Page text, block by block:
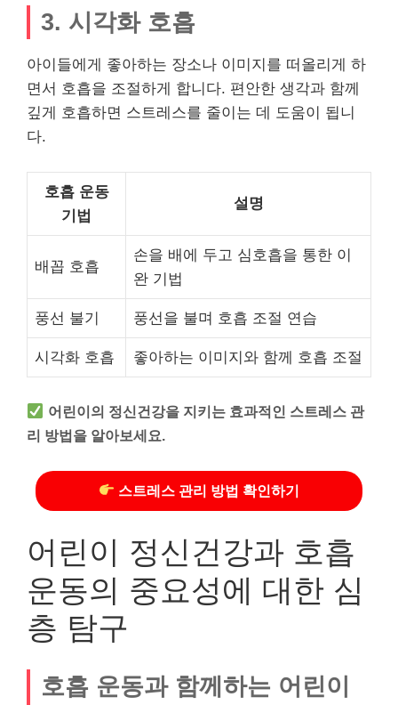
3. 시각화 호흡
아이들에게 좋아하는 장소나 이미지를 떠올리게 하
면서 호흡을 조절하게 합니다. 편안한 생각과 함께
깊게 호흡하면 스트레스를 줄이는 데 도움이 됩니
다.
호흡 운동
기법
설명
배꼽 호흡
손을 배에 두고 심호흡을 통한 이
완 기법
풍선 불기 풍선을 불며 호흡 조절 연습
시각화 호흡 좋아하는 이미지와 함께 호흡 조절
어린이의 정신건강을 지키는 효과적인 스트레스 관
리 방법을 알아보세요.
스트레스 관리 방법 확인하기
어린이 정신건강과 호흡
운동의 중요성에 대한 심
층 탐구
호흡 운동과 함께하는 어린이